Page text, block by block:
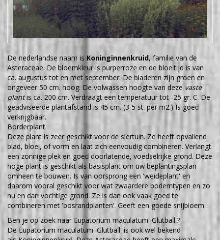
De nederlandse naam is Koninginnenkruid, familie van de
Asteraceae. De bloemkleur is purperroze en de bloeitijd is van
ca. augustus tot en met september. De bladeren zijn groen en
ongeveer 50 cm. hoog. De volwassen hoogte van deze vaste
plantis ca. 200 cm. Verdraagt een temperatuur tot -25 gr. C. De
geadviseerde plantafstand is 45 cm. (3-5 st. per m2.) Is goed
verkrijgbaar.
Borderplant.
Deze plant is zeer geschikt voor de siertuin. Ze heeft opvallend
blad, bloei, of vorm en laat zich eenvoudig combineren. Verlangt
een zonnige plek en goed doorlatende, voedselrijke grond. Deze
hoge plant is geschikt als basisplant om uw beplantingsplan
omheen te bouwen. Is van oorsprong een 'weideplant' en
daarom vooral geschikt voor wat zwaardere bodemtypen en zo
nu en dan vochtige grond. Ze is dan ook vaak goed te
combineren met 'bosrandplanten'. Geeft een goede snijbloem.
Ben je op zoek naar Eupatorium maculatum 'Glutball'?
De Eupatorium maculatum 'Glutball' is ook wel bekend